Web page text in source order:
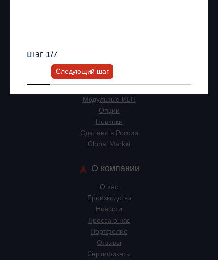
Частотные преобразователи
Линейно-интерактивные ИБП
Модульные ИБП
Опции
Новинки
Сделано в России
Global Market
О компании
О нас
Производство
Новости
Пресса о нас
Портфолио
Отзывы
Сертификаты
Шаг 1/7
Следующий шаг